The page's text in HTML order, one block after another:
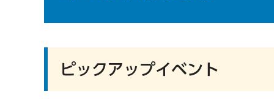
ピックアップイベント